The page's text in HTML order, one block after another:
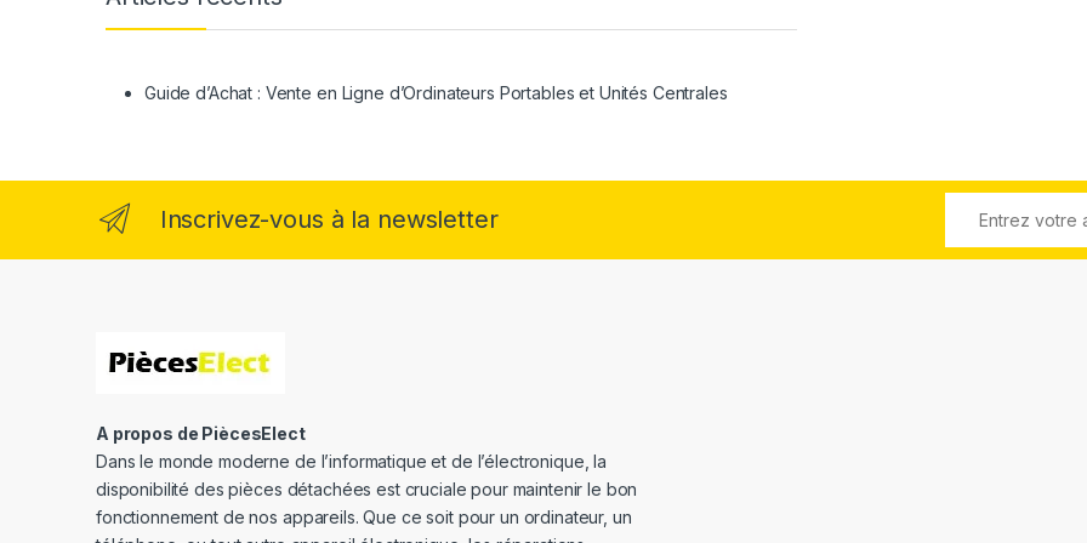
Guide d’Achat : Vente en Ligne d’Ordinateurs Portables et Unités Centrales
Inscrivez-vous à la newsletter
A propos de PiècesElect
Dans le monde moderne de l’informatique et de l’électronique, la
disponibilité des pièces détachées est cruciale pour maintenir le bon
fonctionnement de nos appareils. Que ce soit pour un ordinateur, un